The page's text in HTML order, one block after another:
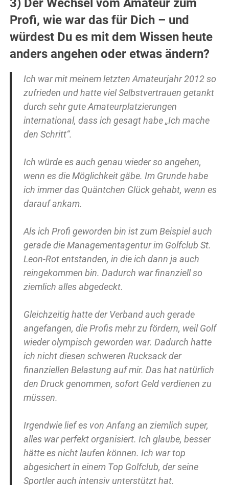
3) Der Wechsel vom Amateur zum
Profi, wie war das für Dich – und
würdest Du es mit dem Wissen heute
anders angehen oder etwas ändern?
Ich war mit meinem letzten Amateurjahr 2012 so
zufrieden und hatte viel Selbstvertrauen getankt
durch sehr gute Amateurplatzierungen
international, dass ich gesagt habe „Ich mache
den Schritt“.
Ich würde es auch genau wieder so angehen,
wenn es die Möglichkeit gäbe. Im Grunde habe
ich immer das Quäntchen Glück gehabt, wenn es
darauf ankam.
Als ich Profi geworden bin ist zum Beispiel auch
gerade die Managementagentur im Golfclub St.
Leon-Rot entstanden, in die ich dann ja auch
reingekommen bin. Dadurch war finanziell so
ziemlich alles abgedeckt.
Gleichzeitig hatte der Verband auch gerade
angefangen, die Profis mehr zu fördern, weil Golf
wieder olympisch geworden war. Dadurch hatte
ich nicht diesen schweren Rucksack der
finanziellen Belastung auf mir. Das hat natürlich
den Druck genommen, sofort Geld verdienen zu
müssen.
Irgendwie lief es von Anfang an ziemlich super,
alles war perfekt organisiert. Ich glaube, besser
hätte es nicht laufen können. Ich war top
abgesichert in einem Top Golfclub, der seine
Sportler auch intensiv unterstützt hat.